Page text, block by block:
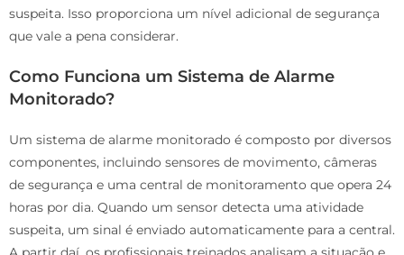
suspeita. Isso proporciona um nível adicional de segurança
que vale a pena considerar.
Como Funciona um Sistema de Alarme
Monitorado?
Um sistema de alarme monitorado é composto por diversos
componentes, incluindo sensores de movimento, câmeras
de segurança e uma central de monitoramento que opera 24
horas por dia. Quando um sensor detecta uma atividade
suspeita, um sinal é enviado automaticamente para a central.